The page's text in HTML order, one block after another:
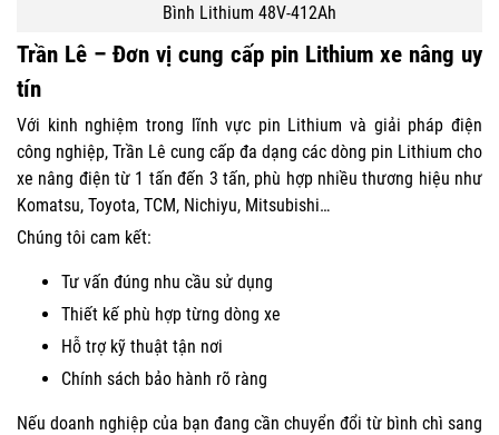
Bình Lithium 48V-412Ah
Trần Lê – Đơn vị cung cấp pin Lithium xe nâng uy
tín
Với kinh nghiệm trong lĩnh vực pin Lithium và giải pháp điện
công nghiệp, Trần Lê cung cấp đa dạng các dòng pin Lithium cho
xe nâng điện từ 1 tấn đến 3 tấn, phù hợp nhiều thương hiệu như
Komatsu, Toyota, TCM, Nichiyu, Mitsubishi…
Chúng tôi cam kết:
Tư vấn đúng nhu cầu sử dụng
Thiết kế phù hợp từng dòng xe
Hỗ trợ kỹ thuật tận nơi
Chính sách bảo hành rõ ràng
Nếu doanh nghiệp của bạn đang cần chuyển đổi từ bình chì sang